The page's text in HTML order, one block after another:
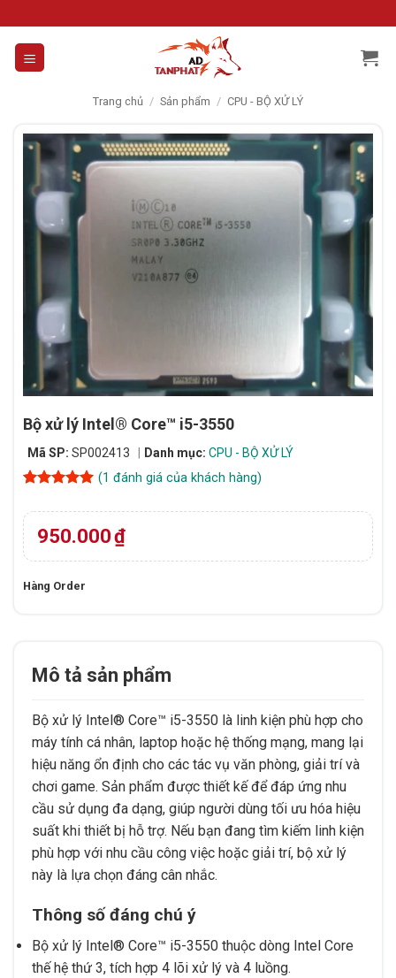
to
content
Trang chủ / Sản phẩm / CPU - BỘ XỬ LÝ
Bộ xử lý Intel® Core™ i5-3550
Mã SP: SP002413 Danh mục: CPU - BỘ XỬ LÝ
dựa trên
đánh giá
(1 đánh giá của khách hàng)
950.000₫
Hàng Order
Mô tả sản phẩm
Bộ xử lý Intel® Core™ i5-3550 là linh kiện phù hợp cho
máy tính cá nhân, laptop hoặc hệ thống mạng, mang lại
hiệu năng ổn định cho các tác vụ văn phòng, giải trí và
chơi game. Sản phẩm được thiết kế để đáp ứng nhu
cầu sử dụng đa dạng, giúp người dùng tối ưu hóa hiệu
suất khi thiết bị hỗ trợ. Nếu bạn đang tìm kiếm linh kiện
phù hợp với nhu cầu công việc hoặc giải trí, bộ xử lý
này là lựa chọn đáng cân nhắc.
Thông số đáng chú ý
Bộ xử lý Intel® Core™ i5-3550 thuộc dòng Intel Core
thế hệ thứ 3, tích hợp 4 lõi xử lý và 4 luồng.